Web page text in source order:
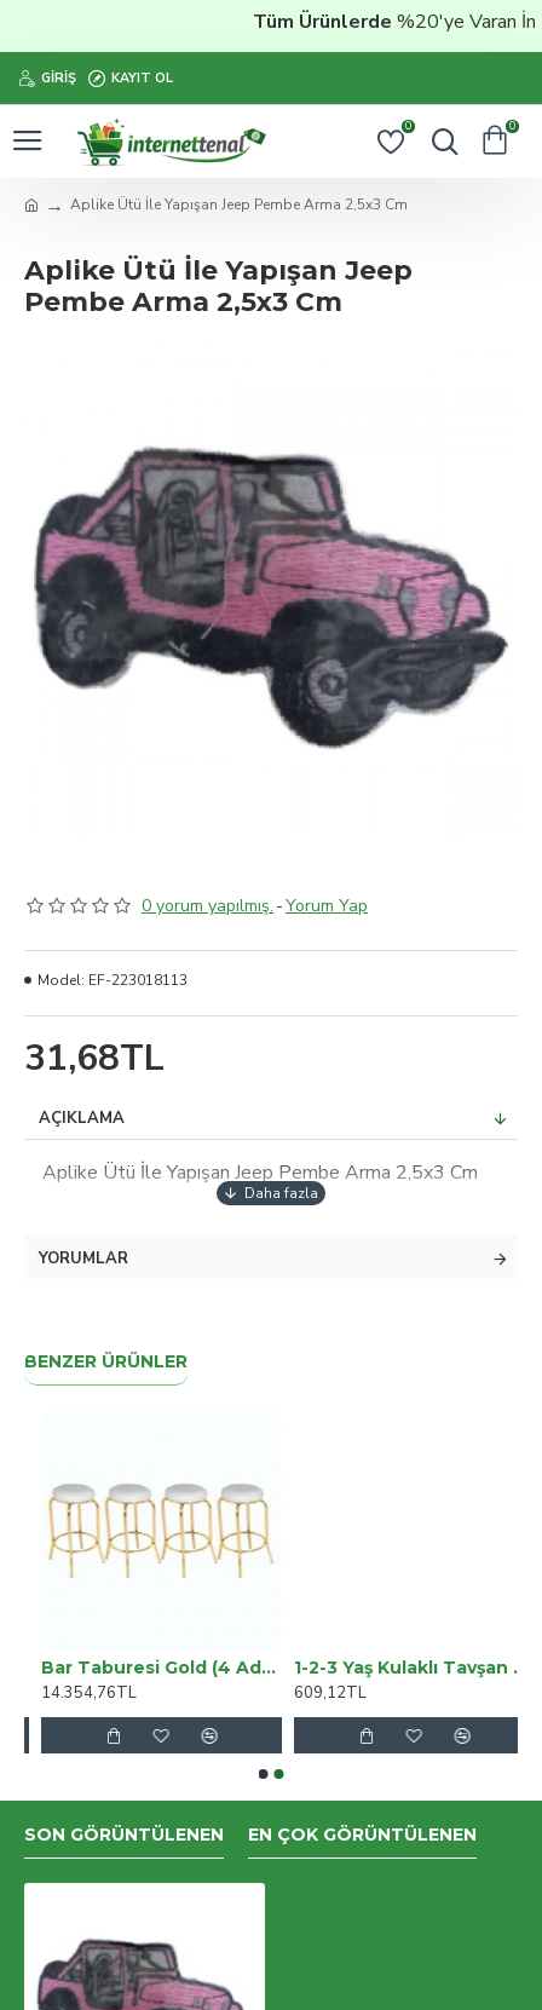
Tüm Ürünlerde%20'ye Varan
GIRIŞ KAYIT OL
0 0
Aplike Ütü İle Yapışan Jeep Pembe Arma 2,5x3 Cm
Aplike Ütü İle Yapışan Jeep
Pembe Arma 2,5x3 Cm
0 yorum yapılmış. -Yorum Yap
31,68TL
Model: EF-223018113
AÇIKLAMA
Aplike Ütü İle Yapışan Jeep Pembe Arma 2,5x3 Cm
YORUMLAR
BENZER ÜRÜNLER
Bar Taburesi Gold (4 Adet) - Beyaz
14.354,76TL
1-2-3 Yaş Kulaklı Tavşan Figürlü Kuzu Kumaş Sweat Pantolon Uzun Kollu Kız Erkek 2 Li Takımı
609,12TL
SON GÖRÜNTÜLENEN EN ÇOK GÖRÜNTÜLENEN